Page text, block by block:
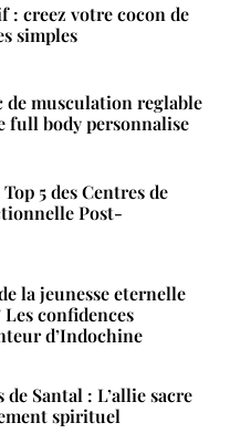
: creez votre cocon de
simples
de musculation reglable
full body personnalise
5 des Centres de
Post-
la jeunesse eternelle
confidences
d’Indochine
de Santal : L’allie sacre
spirituel